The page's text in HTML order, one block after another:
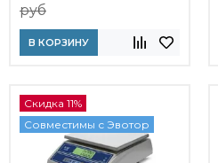
руб
В КОРЗИНУ
Скидка 11%
Совместимы с Эвотор